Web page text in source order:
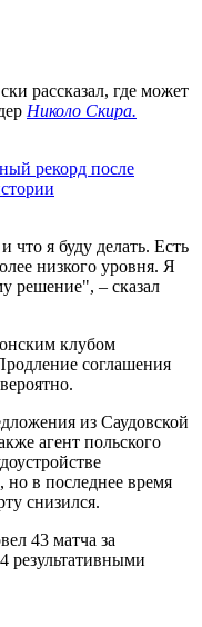
рассказал, где может
Николо Скира.
рекорд после
что я буду делать. Есть
низкого уровня. Я
решение", – сказал
клубом
соглашения
из Саудовской
агент польского
в последнее время
снизился.
43 матча за
результативными